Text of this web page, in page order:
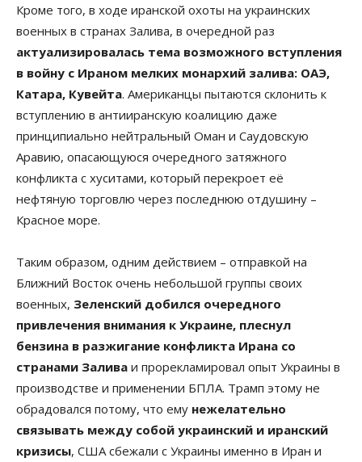
Кроме того, в ходе иранской охоты на украинских
военных в странах Залива, в очередной раз
актуализировалась тема возможного вступления
в войну с Ираном мелких монархий залива: ОАЭ,
Катара, Кувейта. Американцы пытаются склонить к
вступлению в антииранскую коалицию даже
принципиально нейтральный Оман и Саудовскую
Аравию, опасающуюся очередного затяжного
конфликта с хуситами, который перекроет её
нефтяную торговлю через последнюю отдушину –
Красное море.
Таким образом, одним действием – отправкой на
Ближний Восток очень небольшой группы своих
военных, Зеленский добился очередного
привлечения внимания к Украине, плеснул
бензина в разжигание конфликта Ирана со
странами Залива и прорекламировал опыт Украины в
производстве и применении БПЛА. Трамп этому не
обрадовался потому, что ему нежелательно
связывать между собой украинский и иранский
кризисы, США сбежали с Украины именно в Иран и